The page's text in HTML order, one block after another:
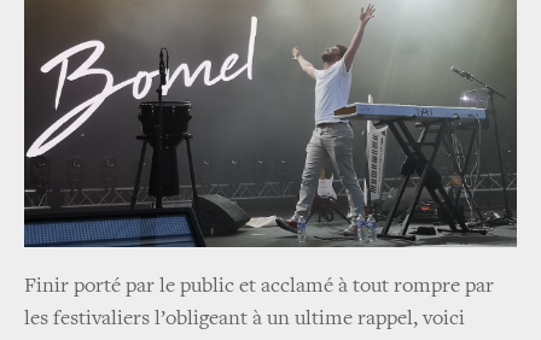
Finir porté par le public et acclamé à tout rompre par
les festivaliers l’obligeant à un ultime rappel, voici